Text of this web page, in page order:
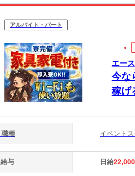
アルバイト・パート
エー
今な
稼げ
職種 イベント
給与 日給22,000